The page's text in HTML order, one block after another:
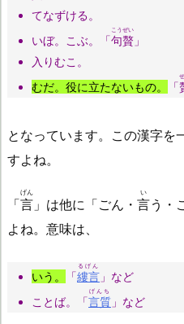
てなずける。
いぼ。こぶ。「句贅
こうぜい
」
入りむこ。
むだ。役に立たないもの。
「
となっています。この漢字を
すよね。
「言
げん
」は他に「ごん・ 言
い
う・
よね。意味は、
いう。 「縷言
るげん
」など
ことば。「言質
げんち
」など